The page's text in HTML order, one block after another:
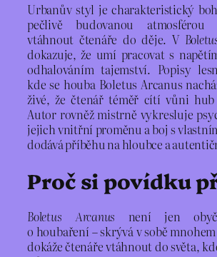
Urbanův styl je charakteristický
pečlivě budovanou atmosférou
vtáhnout čtenáře do děje. V
dokazuje, že umí pracovat s
odhalováním tajemství. Popisy
kde se houba Boletus Arcanus
živé, že čtenář téměř cítí vůni
Autor rovněž mistrně vykresluje
jejich vnitřní proměnu a boj s
dodává příběhu na hloubce a
Proč si povídku
Boletus Arcanus není jen
o houbaření – skrývá v sobě
dokáže čtenáře vtáhnout do světa,